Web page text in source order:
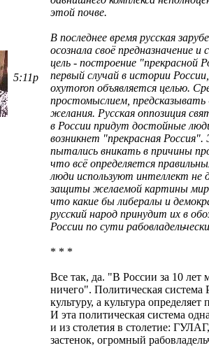
5:11p
этой почве.
В последнее время русская
осознала своё предназначение и
цель - построение "прекрасной
первый случай в истории России,
oxymoron объявляется целью.
простомыслием, предсказывать
желания. Русская оппозиция
в России придут достойные
возникнет "прекрасная
пытались вникать в причины
что всё определяется
люди используют интеллект не
защиты желаемой картины
что какие бы либералы и
русский народ принудит их в
России по сути
* * *
Все так, да. "В России за 10 лет
ничего". Политическая система
культуру, а культура
И эта политическая система
и из столетия в столетие:
застенок, огромный